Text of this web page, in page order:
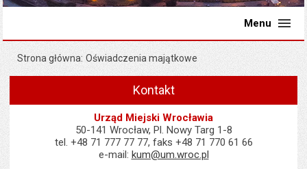
Menu
Strona główna Oświadczenia majątkowe
Kontakt
Urząd Miejski Wrocławia
50-141 Wrocław, Pl. Nowy Targ 1-8
tel. +48 71 777 77 77, faks +48 71 770 61 66
e-mail: kum@um.wroc.pl